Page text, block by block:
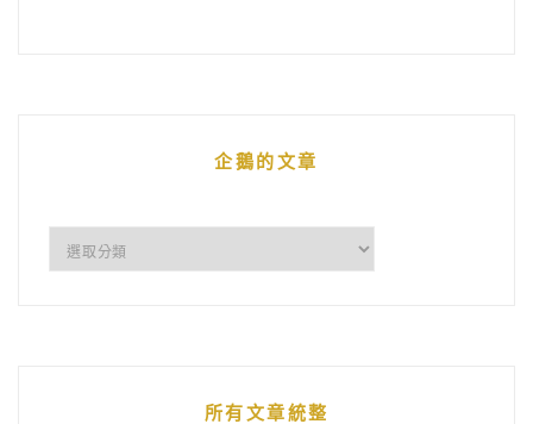
企鵝的文章
所有文章統整